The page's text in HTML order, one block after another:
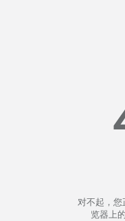
对不起，您
览器上